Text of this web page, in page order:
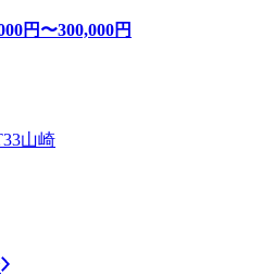
円〜300,000円
山崎